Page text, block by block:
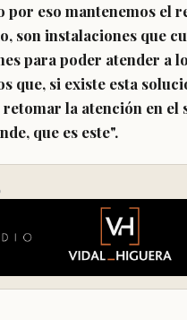
por eso mantenemos el
son instalaciones que
para poder atender a
que, si existe esta
retomar la atención en el
que es este".